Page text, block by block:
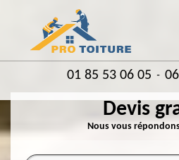
01 85 53 06 05 -
Devis
Nous vous